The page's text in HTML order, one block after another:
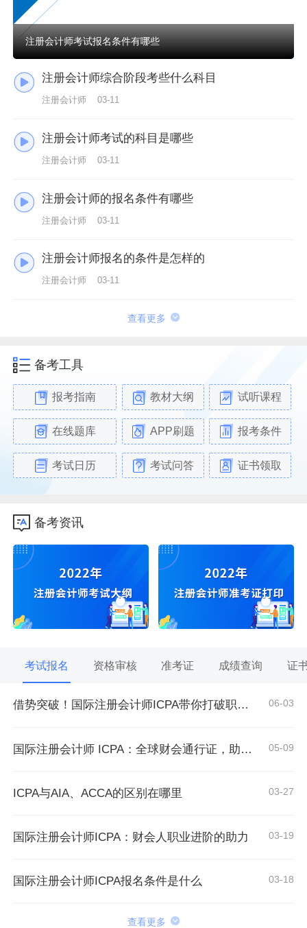
注册会计师考试报名条件有哪些
注册会计师综合阶段考些什么科目
注册会计师 03-11
注册会计师考试的科目是哪些
注册会计师 03-11
注册会计师的报名条件有哪些
注册会计师 03-11
注册会计师报名的条件是怎样的
注册会计师 03-11
查看更多
备考工具
报考指南 教材大纲 试听课程
在线题库 APP刷题 报考条件
考试日历 考试问答 证书领取
备考资讯
考试报名 资格审核 准考证 成绩查询 证
借势突破！国际注册会计师ICPA带你打破职业瓶颈 06-03
国际注册会计师 ICPA：全球财会通行证，助力财务人转型战略精英 05-09
ICPA与AIA、ACCA的区别在哪里 03-27
国际注册会计师ICPA：财会人职业进阶的助力 03-19
国际注册会计师ICPA报名条件是什么 03-18
查看更多